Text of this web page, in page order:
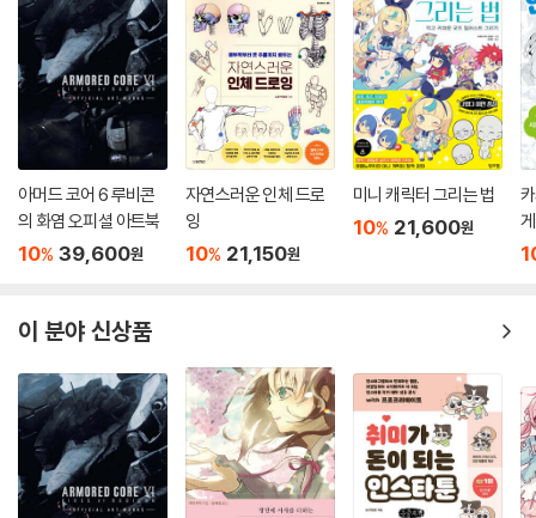
아머드 코어 6 루비콘
의 화염 오피셜 아트북
10% 39,600원
자연스러운 인체 드로
잉
10% 21,150원
미니 캐릭터 그리는 법
10% 21,600원
이 분야 신상품